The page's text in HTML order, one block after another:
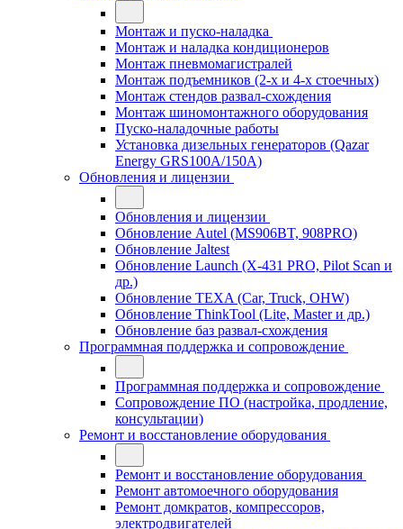
Монтаж и пуско-наладка
Монтаж и наладка кондиционеров
Монтаж пневмомагистралей
Монтаж подъемников (2-х и 4-х стоечных)
Монтаж стендов развал-схождения
Монтаж шиномонтажного оборудования
Пуско-наладочные работы
Установка дизельных генераторов (Qazar
Energy GRS100A/150A)
Обновления и лицензии
Обновления и лицензии
Обновление Autel (MS906BT, 908PRO)
Обновление Jaltest
Обновление Launch (X-431 PRO, Pilot Scan и
др.)
Обновление TEXA (Car, Truck, OHW)
Обновление ThinkTool (Lite, Master и др.)
Обновление баз развал-схождения
Программная поддержка и сопровождение
Программная поддержка и сопровождение
Сопровождение ПО (настройка, продление,
консультации)
Ремонт и восстановление оборудования
Ремонт и восстановление оборудования
Ремонт автомоечного оборудования
Ремонт домкратов, компрессоров,
электродвигателей